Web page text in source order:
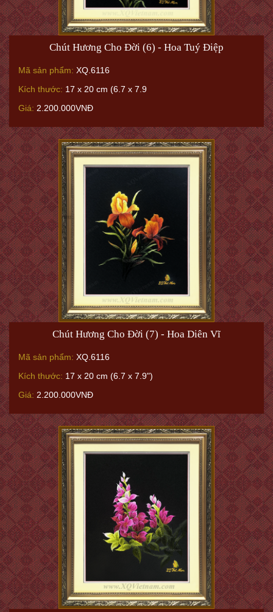
Chút Hương Cho Đời (6) - Hoa Tuý Điệp
Mã sản phẩm: XQ.6116
Kích thước: 17 x 20 cm (6.7 x 7.9
Giá: 2.200.000VNĐ
Chút Hương Cho Đời (7) - Hoa Diên Vĩ
Mã sản phẩm: XQ.6116
Kích thước: 17 x 20 cm (6.7 x 7.9")
Giá: 2.200.000VNĐ